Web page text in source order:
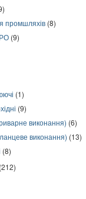
промшляхів (8)
(9)
(1)
(9)
виконання) (6)
виконання) (13)
(8)
(212)